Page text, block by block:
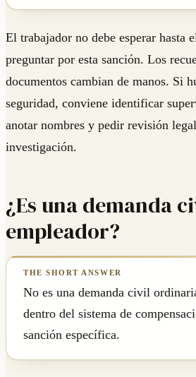
El trabajador no debe esperar hasta
preguntar por esta sanción. Los
documentos cambian de manos. Si
seguridad, conviene identificar
anotar nombres y pedir revisión
investigación.
¿Es una demanda
empleador?
No es una demanda civil
dentro del sistema de
sanción específica.